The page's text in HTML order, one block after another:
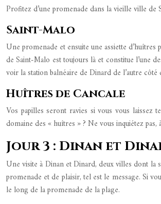
Profitez d’une promenade dans la vieille ville
Saint-Malo
Une promenade et ensuite une assiette
de Saint-Malo est toujours là et constitue l’une
voir la station balnéaire de Dinard de l’autre côté
Huîtres de Cancale
Vos papilles seront ravies si vous vous laissez
domaine des « huîtres » ? Ne vous inquiétez
Jour 3 : Dinan et
Une visite à Dinan et Dinard, deux villes dont la
promenade et de plaisir, tel est le message. Si
le long de la promenade de la plage.